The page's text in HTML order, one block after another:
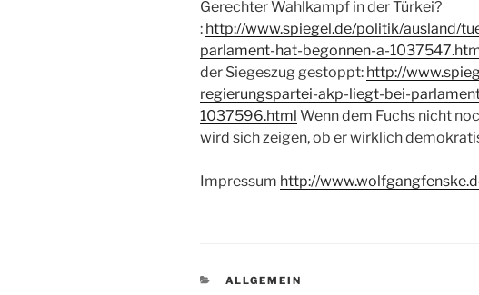
Gerechter Wahlkampf in der Türkei?
: http://www.spiegel.de/politik/ausland/
parlament-hat-begonnen-a-
der Siegeszug gestoppt: http://
regierungspartei-akp-liegt-bei-
1037596.html Wenn dem Fuchs nicht
wird sich zeigen, ob er wirklich
Impressum http://
KATEGORIEN
ALLGEMEIN